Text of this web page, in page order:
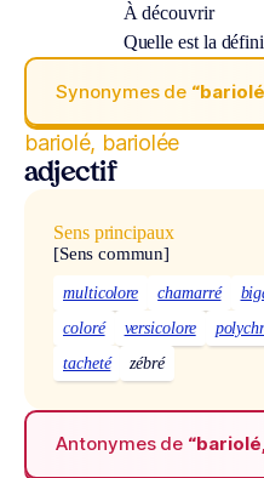
À découvrir
Quelle est la
Synonymes de
bariolé, bariolée
adjectif
Sens principaux
[Sens commun]
multicolore chamarré
coloré
versicolore
tacheté
zébré
Antonymes de